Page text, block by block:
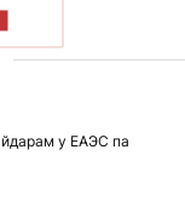
у ЕАЭС па